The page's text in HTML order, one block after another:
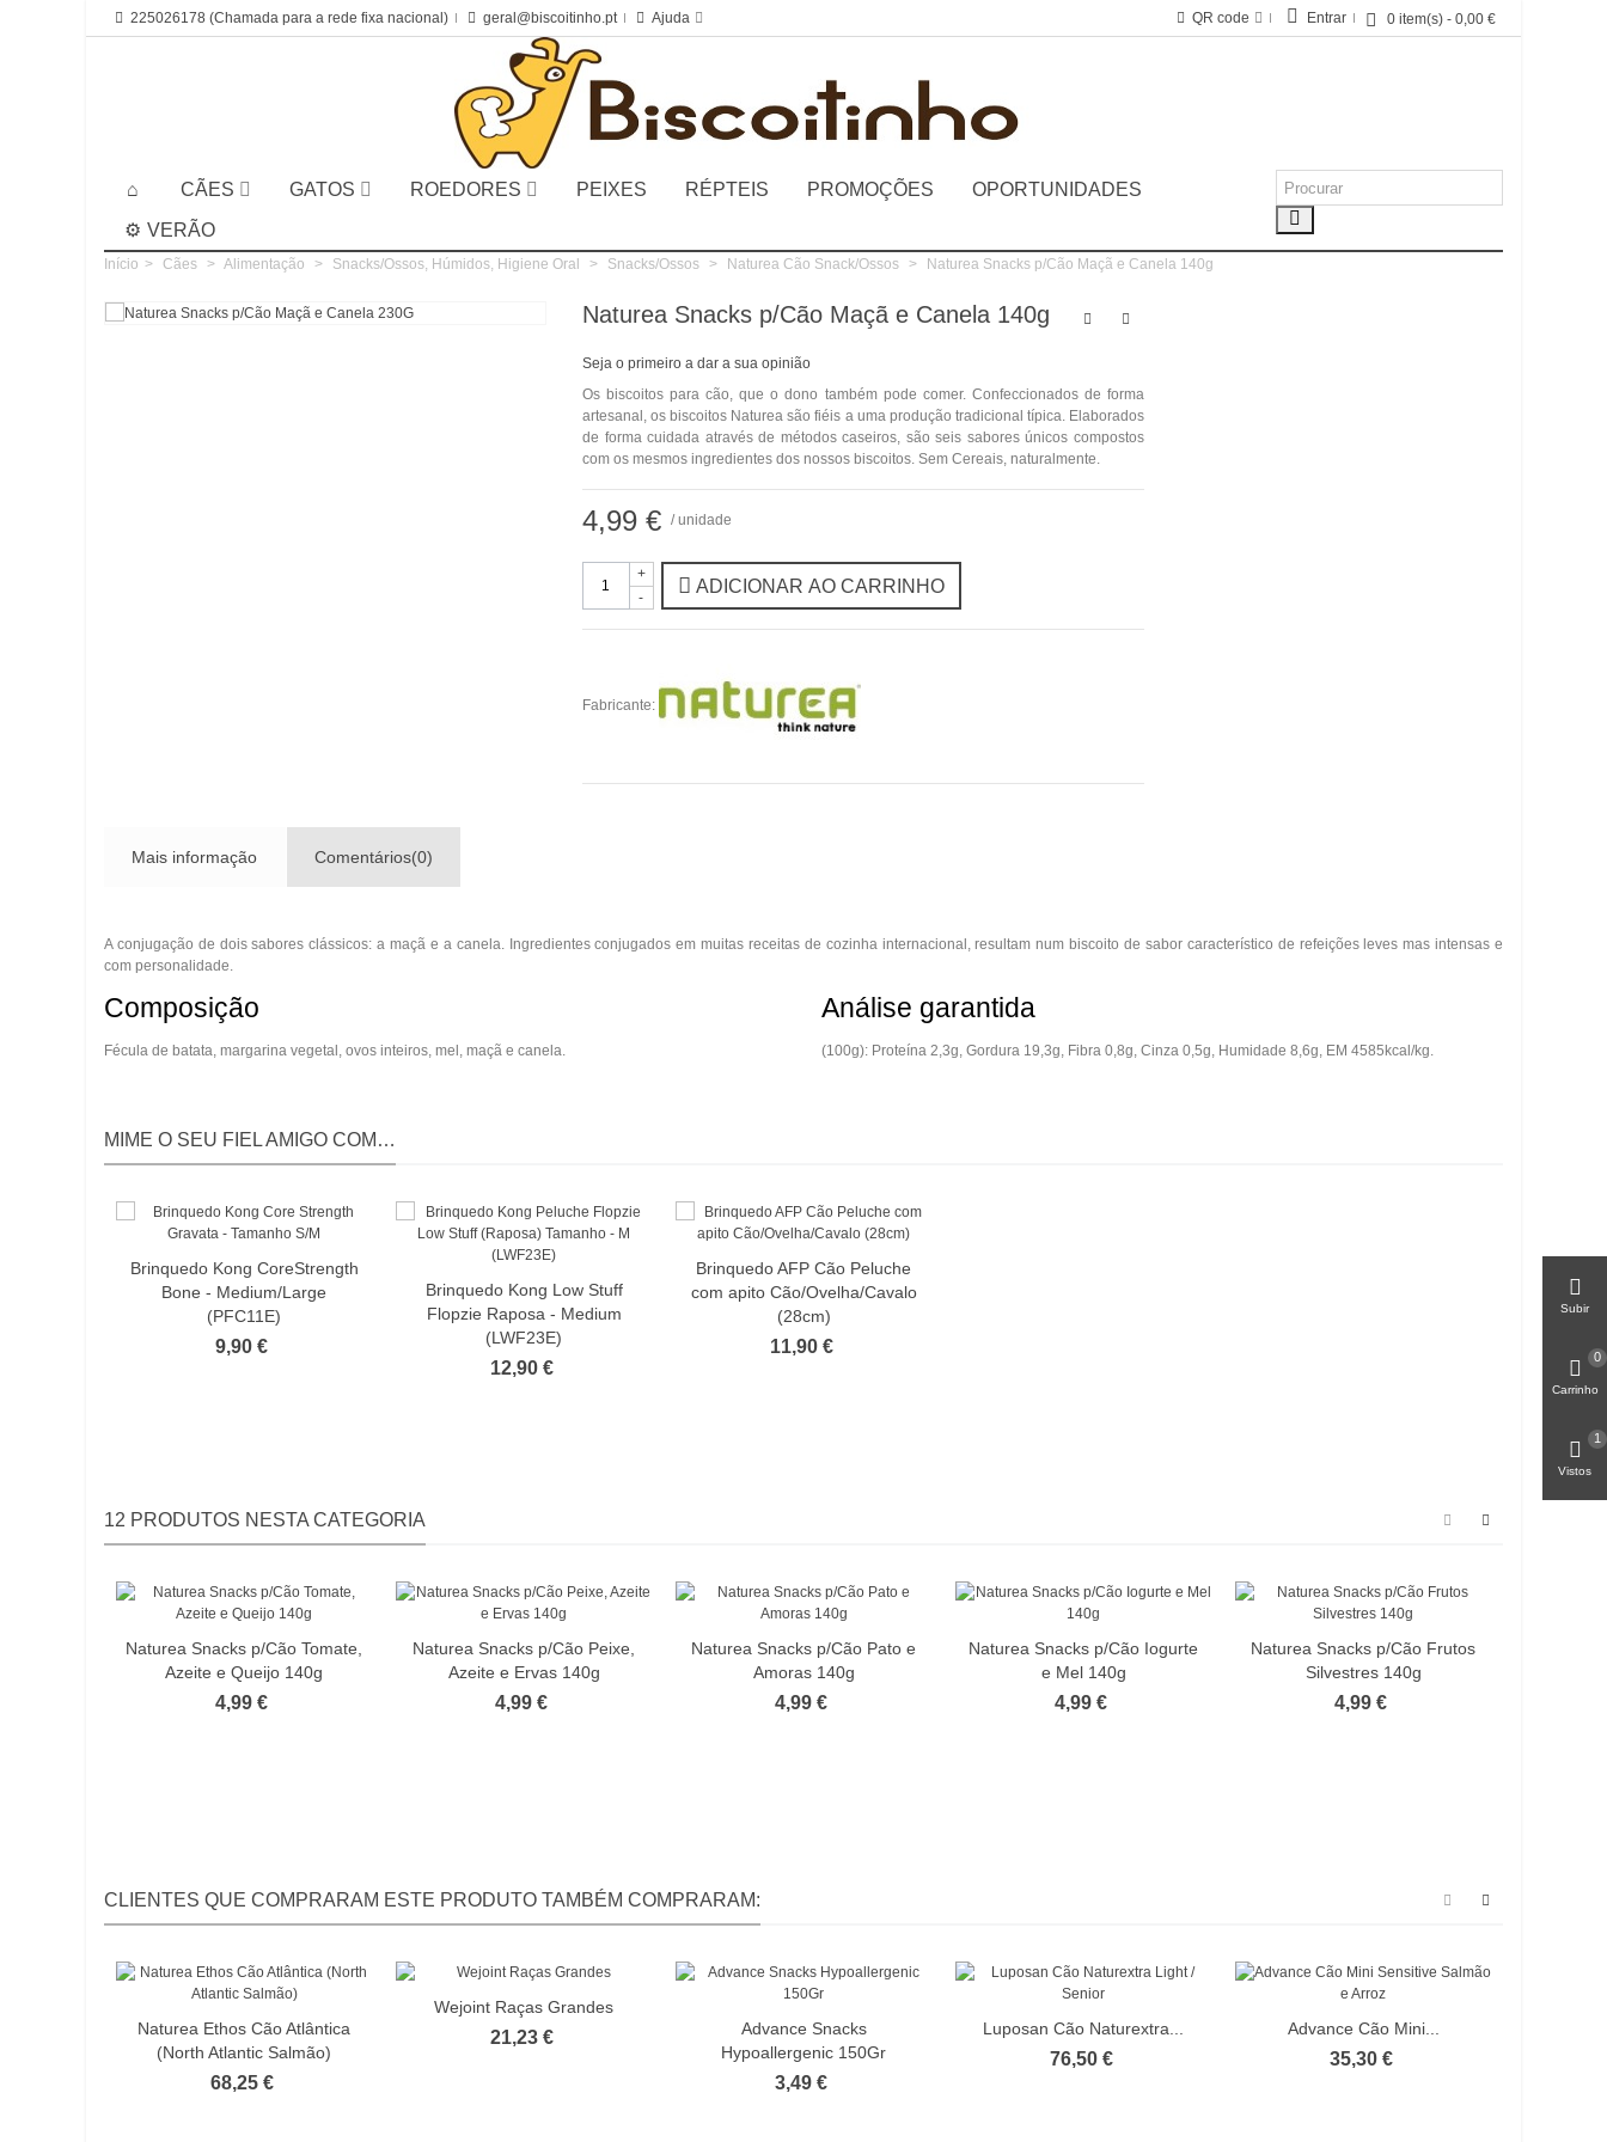
225026178 (Chamada para a rede fixa nacional) geral@biscoitinho.pt Ajuda 0 item(s) - 0,00 €
Entrar
QR code
CÃES GATOS ROEDORES PEIXES RÉPTEIS PROMOÇÕES
OPORTUNIDADES
VERÃO
Início > Cães > Alimentação > Snacks/Ossos, Húmidos, Higiene Oral > Snacks/Ossos > Naturea Cão Snack/Ossos > Naturea Snacks p/Cão Maçã e Canela 140g
Naturea Snacks p/Cão Maçã e Canela 140g
Seja o primeiro a dar a sua opinião
Os biscoitos para cão, que o dono também pode comer. Confeccionados de forma
artesanal, os biscoitos Naturea são fiéis a uma produção tradicional típica. Elaborados
de forma cuidada através de métodos caseiros, são seis sabores únicos compostos
com os mesmos ingredientes dos nossos biscoitos. Sem Cereais, naturalmente.
4,99 € / unidade
-
+
ADICIONAR AO CARRINHO
Fabricante:
Mais informação Comentários(0)
A conjugação de dois sabores clássicos: a maçã e a canela. Ingredientes conjugados em muitas receitas de cozinha internacional, resultam num biscoito de sabor característico de refeições leves mas intensas e
com personalidade.
Composição
Fécula de batata, margarina vegetal, ovos inteiros, mel, maçã e canela.
Análise garantida
(100g): Proteína 2,3g, Gordura 19,3g, Fibra 0,8g, Cinza 0,5g, Humidade 8,6g, EM 4585kcal/kg.
MIME O SEU FIEL AMIGO COM…
Brinquedo Kong CoreStrength
Bone - Medium/Large
(PFC11E)
9,90 €
Brinquedo Kong Low Stuff
Flopzie Raposa - Medium
(LWF23E)
12,90 €
Brinquedo AFP Cão Peluche
com apito Cão/Ovelha/Cavalo
(28cm)
11,90 €
12 PRODUTOS NESTA CATEGORIA
Naturea Snacks p/Cão Tomate,
Azeite e Queijo 140g
4,99 €
Naturea Snacks p/Cão Peixe,
Azeite e Ervas 140g
4,99 €
Naturea Snacks p/Cão Pato e
Amoras 140g
4,99 €
Naturea Snacks p/Cão Iogurte
e Mel 140g
4,99 €
Naturea Snacks p/Cão Frutos
Silvestres 140g
4,99 €
CLIENTES QUE COMPRARAM ESTE PRODUTO TAMBÉM COMPRARAM:
Naturea Ethos Cão Atlântica
(North Atlantic Salmão)
68,25 €
Wejoint Raças Grandes
21,23 €
Advance Snacks
Hypoallergenic 150Gr
3,49 €
Luposan Cão Naturextra...
76,50 €
Advance Cão Mini...
35,30 €
Subir
Carrinho
0
Vistos
1